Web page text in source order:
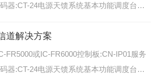
器:CT-24电源天馈系统基本功能调度台录
过成熟可靠的网络技术，艾可慕数字通讯将
角落。
道解决方案
FR5000或IC-FR6000控制板:CN-IP01服务
器:CT-24电源天馈系统基本功能调度台录